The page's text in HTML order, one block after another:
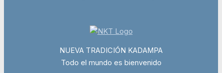
NUEVA TRADICIÓN KADAMPA
Todo el mundo es bienvenido